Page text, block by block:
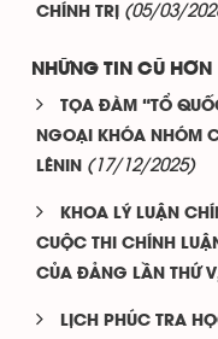
CHÍNH TRỊ
(05/03/
NHỮNG TIN CŨ HƠN
TỌA ĐÀM “TỔ
NGOẠI KHÓA NHÓM
LÊNIN
(17/12/2025)
KHOA LÝ LUẬN
CUỘC THI CHÍNH
CỦA ĐẢNG LẦN THỨ
LỊCH PHÚC TRA